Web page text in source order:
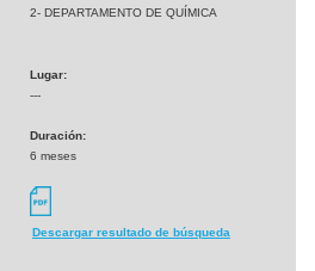
2- DEPARTAMENTO DE QUÍMICA
Lugar:
---
Duración:
6 meses
Descargar resultado de búsqueda